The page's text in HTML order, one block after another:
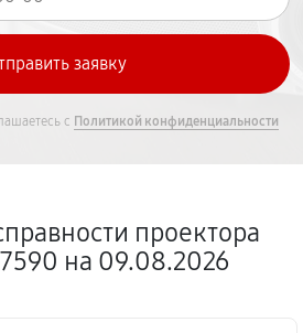
с Политикой конфиденциальности
проектора
на 09.08.2026